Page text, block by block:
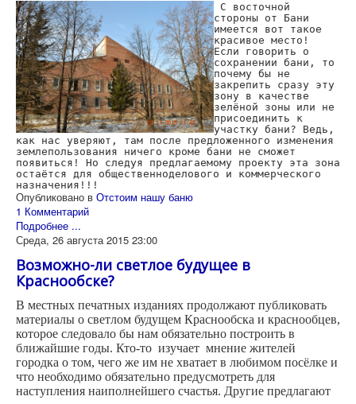
C восточной
стороны от Бани
имеется вот такое
красивое место!
Если говорить о
сохранении бани, то
почему бы не
закрепить сразу эту
зону в качестве
зелёной зоны или не
присоединить к
участку бани? Ведь,
как нас уверяют, там после предложенного изменения
землепользования ничего кроме бани не сможет
появиться! Но следуя предлагаемому проекту эта зона
остаётся для общественноделового и коммерческого
назначения!!!
Опубликовано в Отстоим нашу баню
1 Комментарий
Подробнее ...
Среда, 26 августа 2015 23:00
Возможно-ли светлое будущее в
Краснообске?
В местных печатных изданиях продолжают публиковать
материалы о светлом будущем Краснообска и краснообцев,
которое следовало бы нам обязательно построить в
ближайшие годы. Кто-то изучает мнение жителей
городка о том, чего же им не хватает в любимом посёлке и
что необходимо обязательно предусмотреть для
наступления наиполнейшего счастья. Другие предлагают